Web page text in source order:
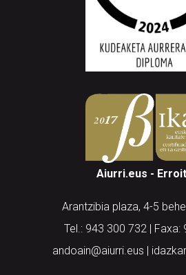
Aiurri.eus -
Arantzibia plaza, 4-5
Tel.: 943 300 732 | Faxa:
andoain@aiurri.eus |